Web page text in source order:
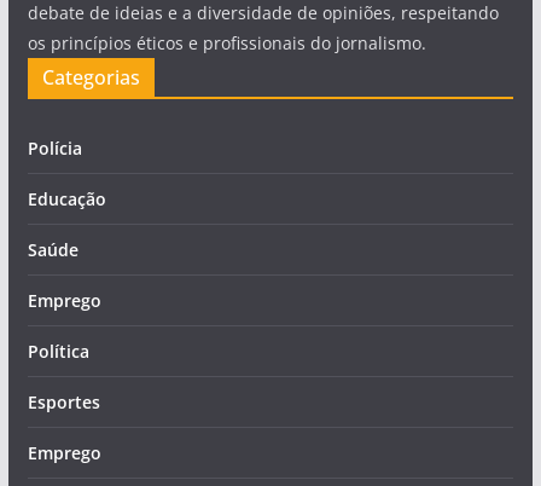
debate de ideias e a diversidade de opiniões, respeitando
os princípios éticos e profissionais do jornalismo.
Categorias
Polícia
Educação
Saúde
Emprego
Política
Esportes
Emprego